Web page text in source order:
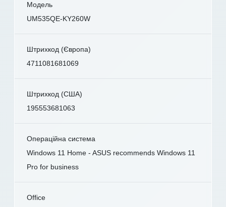
Модель
UM535QE-KY260W
Штрихкод (Європа)
4711081681069
Штрихкод (США)
195553681063
Операційна система
Windows 11 Home - ASUS recommends Windows 11
Pro for business
Office